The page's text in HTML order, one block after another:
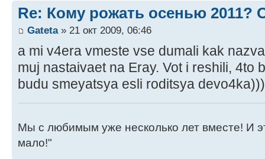
Re: Кому рожать осенью 2011?
Gateta» 21 окт 2009, 06:46
a mi v4era vmeste vse dumali kak
muj nastaivaet na Eray. Vot i reshili, 4to
budu smeyatsya esli roditsya
Мы с любимым уже несколько лет вместе! И
мало!"